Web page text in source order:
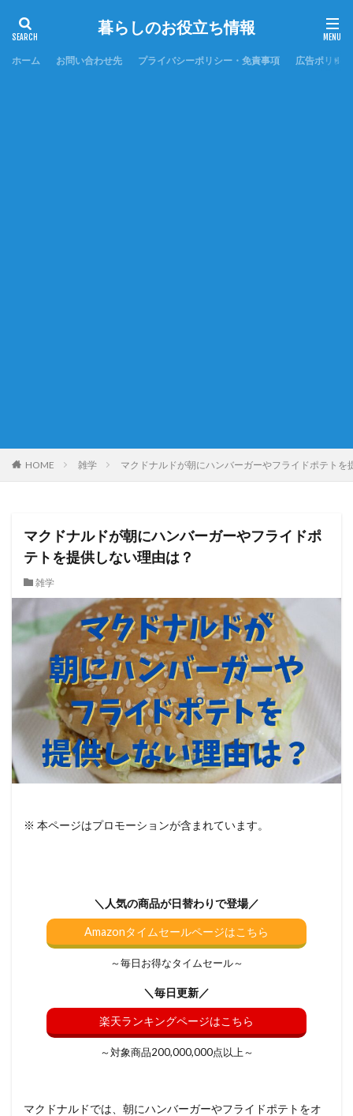
暮らしのお役立ち情報
ホーム お問い合わせ先 プライバシーポリシー・免責事項 広告ポリシー
HOME 雑学 マクドナルドが朝にハンバーガーやフライドポテトを
マクドナルドが朝にハンバーガーやフライドポ
テトを提供しない理由は？
雑学
※ 本ページはプロモーションが含まれています。
＼人気の商品が日替わりで登場／
Amazonタイムセールページはこちら
～毎日お得なタイムセール～
＼毎日更新／
楽天ランキングページはこちら
～対象商品200,000,000点以上～
マクドナルドでは、朝にハンバーガーやフライドポテトをオ